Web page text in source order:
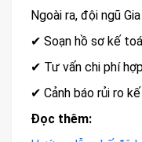
Ngoài ra, đội ngũ
✔ Soạn hồ sơ kế
✔ Tư vấn chi phí
✔ Cảnh báo rủi ro
Đọc thêm: